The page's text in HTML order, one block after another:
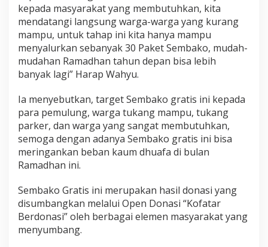
kepada masyarakat yang membutuhkan, kita
mendatangi langsung warga-warga yang kurang
mampu, untuk tahap ini kita hanya mampu
menyalurkan sebanyak 30 Paket Sembako, mudah-
mudahan Ramadhan tahun depan bisa lebih
banyak lagi” Harap Wahyu.
Ia menyebutkan, target Sembako gratis ini kepada
para pemulung, warga tukang mampu, tukang
parker, dan warga yang sangat membutuhkan,
semoga dengan adanya Sembako gratis ini bisa
meringankan beban kaum dhuafa di bulan
Ramadhan ini.
Sembako Gratis ini merupakan hasil donasi yang
disumbangkan melalui Open Donasi “Kofatar
Berdonasi” oleh berbagai elemen masyarakat yang
menyumbang.